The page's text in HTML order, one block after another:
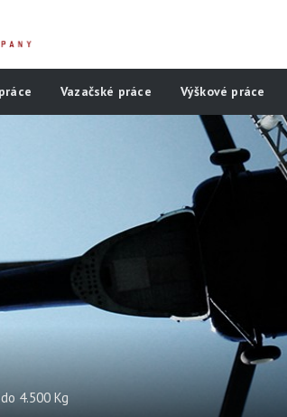
Vazačské práce Výškové práce
4.500 Kg